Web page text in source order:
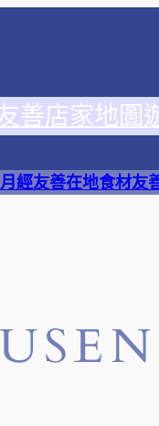
善店家地圖
月經友善在地食材友